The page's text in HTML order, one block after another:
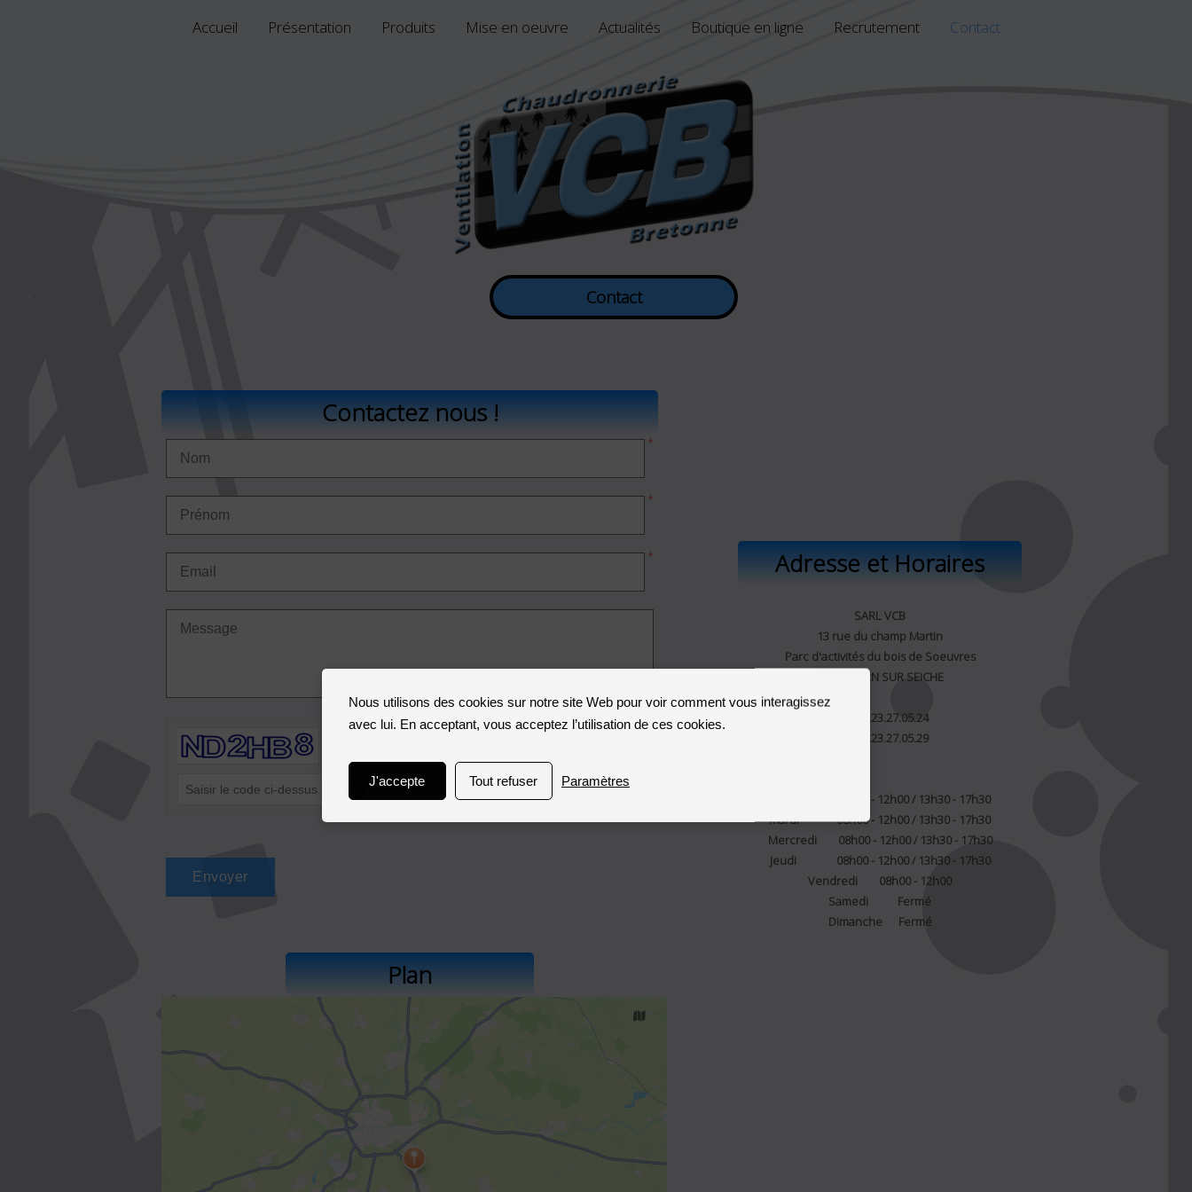
Accueil Présentation Produits Mise en oeuvre Actualités Boutique en ligne Recrutement Contact
Contact
Contactez nous !
Adresse et Horaires
SARL VCB
13 rue du champ Martin
Parc d'activités du bois de Soeuvres
35770 VERN SUR SEICHE
Tél : 02.23.27.05.24
Fax : 02.23.27.05.29
Lundi 08h00 - 12h00 / 13h30 - 17h30
Mardi 08h00 - 12h00 / 13h30 - 17h30
Mercredi 08h00 - 12h00 / 13h30 - 17h30
Jeudi 08h00 - 12h00 / 13h30 - 17h30
Vendredi 08h00 - 12h00
Samedi Fermé
Dimanche Fermé
Plan
Nous utilisons des cookies sur notre site Web pour voir comment vous interagissez
avec lui. En acceptant, vous acceptez l’utilisation de ces cookies.
Paramètres
J'accepte Tout refuser